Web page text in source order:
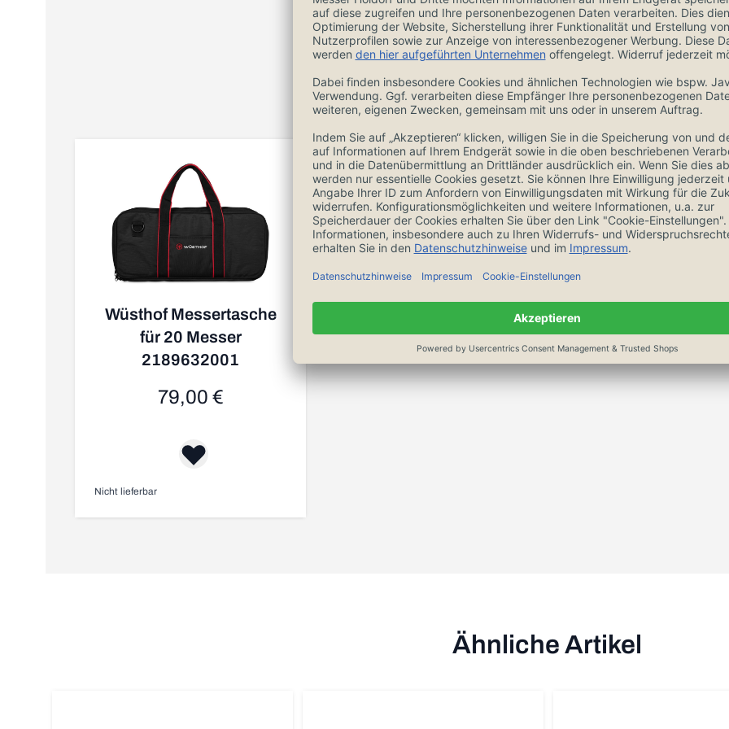
Zubehör
Wüsthof Messertasche
für 20 Messer
2189632001
79,00 €
Nicht lieferbar
Ähnliche Artikel